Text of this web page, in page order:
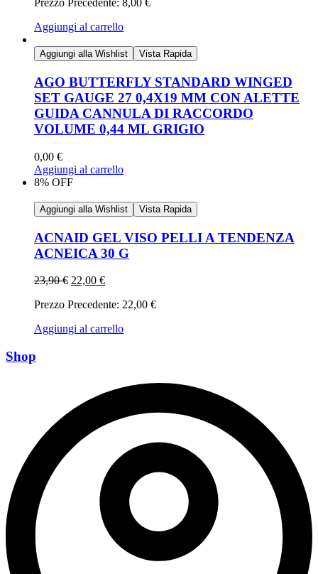
Prezzo Precedente: 8,00 €
Aggiungi al carrello
Aggiungi alla Wishlist Vista Rapida
AGO BUTTERFLY STANDARD WINGED
SET GAUGE 27 0,4X19 MM CON ALETTE
GUIDA CANNULA DI RACCORDO
VOLUME 0,44 ML GRIGIO
0,00 €
Aggiungi al carrello
8% OFF
Aggiungi alla Wishlist Vista Rapida
ACNAID GEL VISO PELLI A TENDENZA
ACNEICA 30 G
23,90€ 22,00 €
Prezzo Precedente: 22,00 €
Aggiungi al carrello
Shop